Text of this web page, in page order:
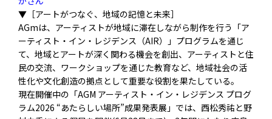
▼［アートがつなぐ、地域の記憶と未来］
AGmは、アーティストが地域に滞在しながら制作を行う「ア
ーティスト・イン・レジデンス（AIR）」 プログラムを通じ
て、地域とアートが深く関わる機会を創出、 アーティストと住
民の交流、ワークショップを通じた教育など、 地域社会の活
性化や文化創造の拠点として重要な役割を果たしている。
現在開催中の「AGM アーティスト・イン・レジデンス プログ
ラム2026 “あたらしい場所”成果発表展」では、 西松秀祐と野